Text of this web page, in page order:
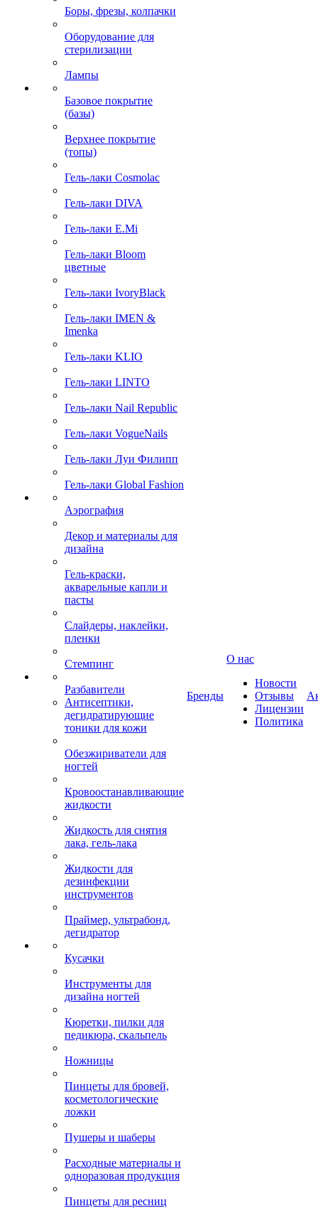
Боры, фрезы, колпачки
Оборудование для
стерилизации
Лампы
Базовое покрытие
(базы)
Верхнее покрытие
(топы)
Гель-лаки Cosmolac
Гель-лаки DIVA
Гель-лаки E.Mi
Гель-лаки Bloom
цветные
Гель-лаки IvoryBlack
Гель-лаки IMEN &
Imenka
Гель-лаки KLIO
Гель-лаки LINTO
Гель-лаки Nail Republic
Гель-лаки VogueNails
Гель-лаки Луи Филипп
Гель-лаки Global Fashion
Аэрография
Декор и материалы для
дизайна
Гель-краски,
акварельные капли и
пасты
Слайдеры, наклейки,
пленки
Стемпинг
Разбавители
Антисептики,
дегидратирующие
тоники для кожи
Обезжириватели для
ногтей
Кровоостанавливающие
жидкости
Жидкость для снятия
лака, гель-лака
Жидкости для
дезинфекции
инструментов
Праймер, ультрабонд,
дегидратор
Кусачки
Инструменты для
дизайна ногтей
Кюретки, пилки для
педикюра, скальпель
Ножницы
Пинцеты для бровей,
косметологические
ложки
Пушеры и шаберы
Расходные материалы и
одноразовая продукция
Пинцеты для ресниц
Бренды
О нас
Новости
Отзывы
Лицензии
Политика